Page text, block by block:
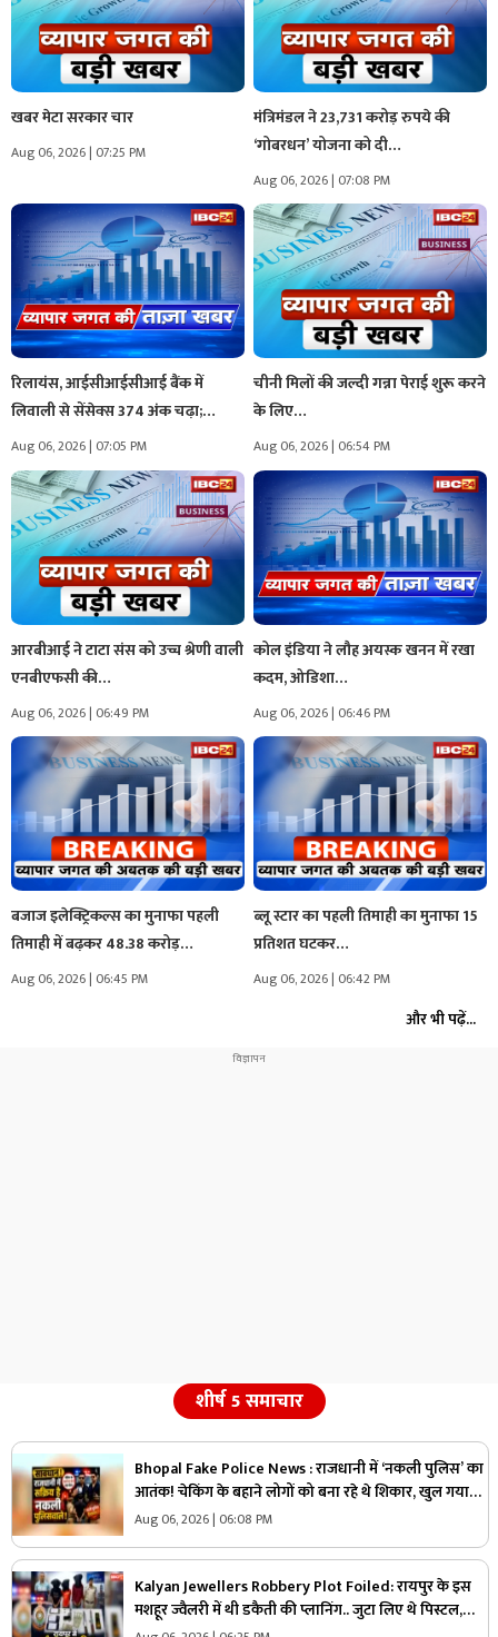
खबर मेटा सरकार चार
Aug 06, 2026 | 07:25 PM
मंत्रिमंडल ने 23,731 करोड़ रुपये की
‘गोबरधन’ योजना को दी…
Aug 06, 2026 | 07:08 PM
रिलायंस, आईसीआईसीआई बैंक में
लिवाली से सेंसेक्स 374 अंक चढ़ा;…
Aug 06, 2026 | 07:05 PM
चीनी मिलों की जल्दी गन्ना पेराई शुरू करने
के लिए…
Aug 06, 2026 | 06:54 PM
आरबीआई ने टाटा संस को उच्च श्रेणी वाली
एनबीएफसी की…
Aug 06, 2026 | 06:49 PM
कोल इंडिया ने लौह अयस्क खनन में रखा
कदम, ओडिशा…
Aug 06, 2026 | 06:46 PM
बजाज इलेक्ट्रिकल्स का मुनाफा पहली
तिमाही में बढ़कर 48.38 करोड़…
Aug 06, 2026 | 06:45 PM
ब्लू स्टार का पहली तिमाही का मुनाफा 15
प्रतिशत घटकर…
Aug 06, 2026 | 06:42 PM
और भी पढ़ें...
शीर्ष 5 समाचार
Bhopal Fake Police News : राजधानी में ‘नकली पुलिस’ का
आतंक! चेकिंग के बहाने लोगों को बना रहे थे शिकार, खुल गया
बड़ा खेल
Aug 06, 2026 | 06:08 PM
Kalyan Jewellers Robbery Plot Foiled: रायपुर के इस
मशहूर ज्वैलरी में थी डकैती की प्लानिंग.. जुटा लिए थे पिस्टल,